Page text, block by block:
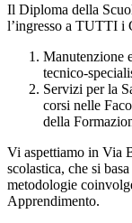
Il Diploma della
l’ingresso a TUTTI i
Manutenzione
tecnico-
Servizi per la
corsi nelle
della
Vi aspettiamo in Via
scolastica, che si
metodologie
Apprendimento.